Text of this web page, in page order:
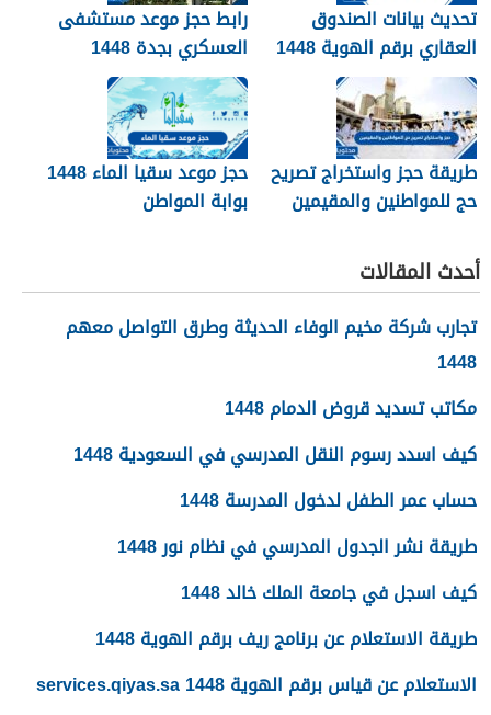
تحديث بيانات الصندوق
العقاري برقم الهوية 1448
الرابط والخطوات
رابط حجز موعد مستشفى
العسكري بجدة 1448
طريقة حجز واستخراج تصريح
حج للمواطنين والمقيمين
حجز موعد سقيا الماء 1448
بوابة المواطن
أحدث المقالات
تجارب شركة مخيم الوفاء الحديثة وطرق التواصل معهم
1448
مكاتب تسديد قروض الدمام 1448
كيف اسدد رسوم النقل المدرسي في السعودية 1448
حساب عمر الطفل لدخول المدرسة 1448
طريقة نشر الجدول المدرسي في نظام نور 1448
كيف اسجل في جامعة الملك خالد 1448
طريقة الاستعلام عن برنامج ريف برقم الهوية 1448
الاستعلام عن قياس برقم الهوية 1448 services.qiyas.sa